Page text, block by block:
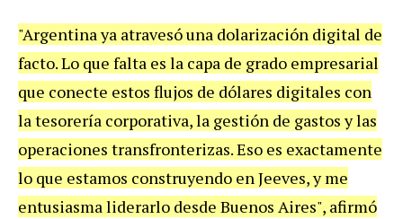
"Argentina ya atravesó una dolarización digital de
facto. Lo que falta es la capa de grado empresarial
que conecte estos flujos de dólares digitales con
la tesorería corporativa, la gestión de gastos y las
operaciones transfronterizas. Eso es exactamente
lo que estamos construyendo en Jeeves, y me
entusiasma liderarlo desde Buenos Aires", afirmó